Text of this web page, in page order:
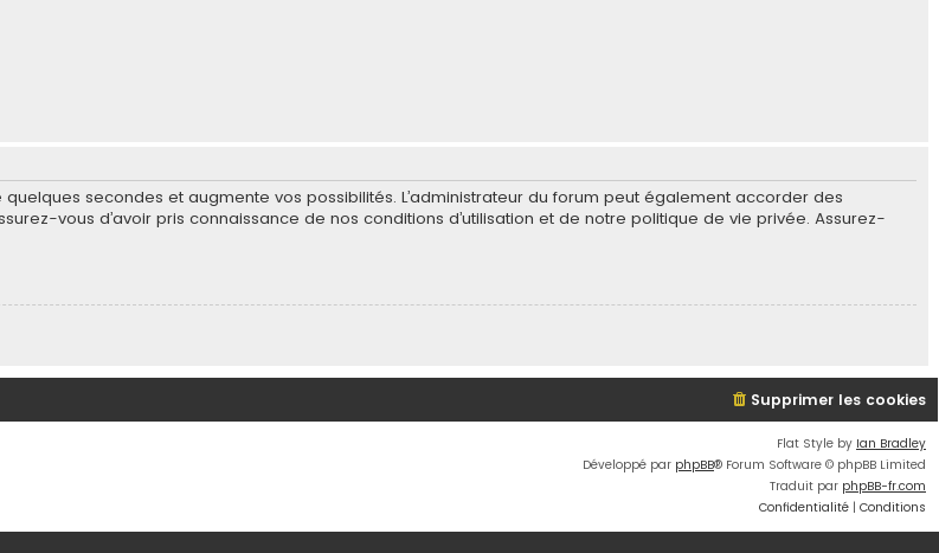
secondes et augmente vos possibilités. L’administrateur du forum peut également accorder des
vous d’avoir pris connaissance de nos conditions d’utilisation et de notre politique de vie privée. Assurez-
Supprimer les cookies
Flat Style by Ian Bradley
Développé par phpBB® Forum Software © phpBB Limited
Traduit par phpBB-fr.com
Confidentialité | Conditions